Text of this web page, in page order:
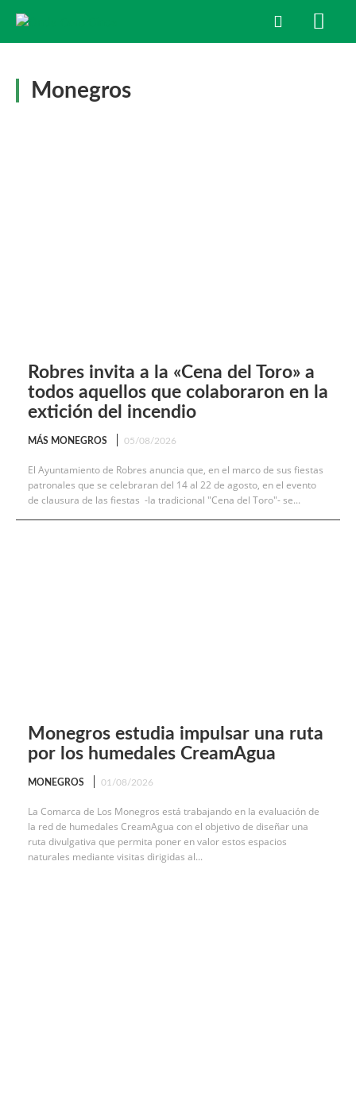
Monegros
Robres invita a la «Cena del Toro» a
todos aquellos que colaboraron en la
extición del incendio
MÁS MONEGROS 05/08/2026
El Ayuntamiento de Robres anuncia que, en el marco de sus fiestas
patronales que se celebraran del 14 al 22 de agosto, en el evento
de clausura de las fiestas -la tradicional "Cena del Toro"- se...
Monegros estudia impulsar una ruta
por los humedales CreamAgua
MONEGROS 01/08/2026
La Comarca de Los Monegros está trabajando en la evaluación de
la red de humedales CreamAgua con el objetivo de diseñar una
ruta divulgativa que permita poner en valor estos espacios
naturales mediante visitas dirigidas al...